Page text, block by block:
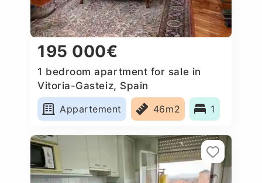
195 000€
1 bedroom apartment for sale in
Vitoria-Gasteiz, Spain
Appartement
46m2 1